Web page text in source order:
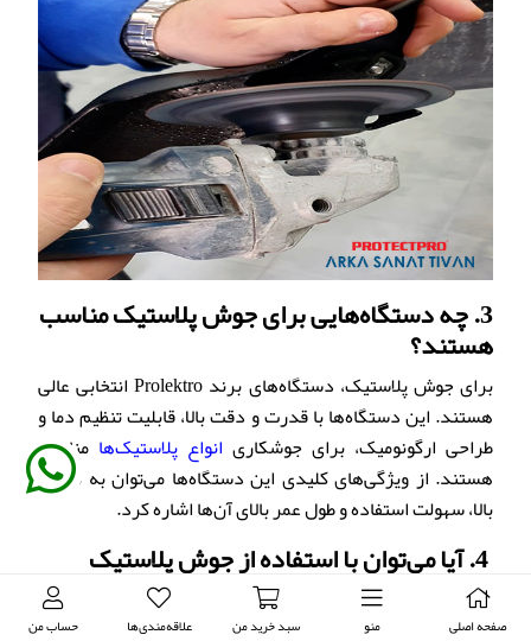
صفحه اصلی منو سبد خرید من علاقه‌مندی‌ها حساب من
3. چه دستگاه‌هایی برای جوش پلاستیک مناسب
هستند؟
برای جوش پلاستیک، دستگاه‌های برند Prolektro انتخابی عالی
هستند. این دستگاه‌ها با قدرت و دقت بالا، قابلیت تنظیم دما و
طراحی ارگونومیک، برای جوشکاری انواع پلاستیک‌ها مناسب
هستند. از ویژگی‌های کلیدی این دستگاه‌ها می‌توان به قدرت
بالا، سهولت استفاده و طول عمر بالای آن‌ها اشاره کرد.
آیا می‌توان با استفاده از جوش پلاستیک
ترک‌های بزرگ را تعمیر کرد؟
بله، جوش پلاستیک برای تعمیر ترک‌های بزرگ و شکاف‌های